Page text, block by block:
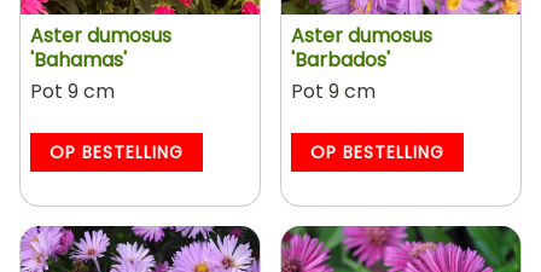
Aster dumosus
'Bahamas'
Pot 9 cm
OP BESTELLING
Aster dumosus
'Barbados'
Pot 9 cm
OP BESTELLING